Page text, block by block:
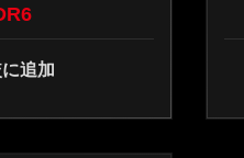
に追加